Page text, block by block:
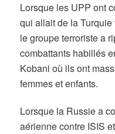
Lorsque les UPP ont
qui allait de la
le groupe terroriste a
combattants habillés
Kobani où ils ont
femmes et enfants.
Lorsque la Russie a
aérienne contre ISIS